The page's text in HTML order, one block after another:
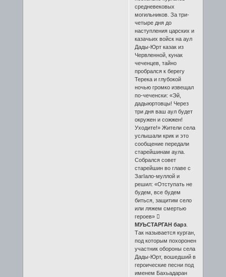
средневековых
могильников. За три-
четыре дня до
наступления царских и
казачьих войск на аул
Дады-Юрт казак из
Червленной, кунак
чеченцев, тайно
пробрался к берегу
Терека и глубокой
ночью громко извещал
по-чеченски: «Эй,
дадыюртовцы! Через
три дня ваш аул будет
окружен и сожжен!
Уходите!» Жители села
услышали крик и это
сообщение передали
старейшинам аула.
Собрался совет
старейшин во главе с
ЗагIало-муллой и
решил: «Отступать не
будем, все будем
биться, защитим село
или ляжем смертью
героев» 
МУЬСТАРГАН барз.
Так называется курган,
под которым похоронен
участник обороны села
Дады-Юрт, вошедший в
героические песни под
именем Бахьадаран